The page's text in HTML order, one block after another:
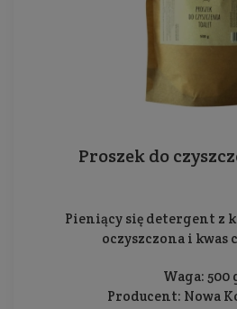
Proszek do
Pieniący się detergent z
oczyszczona i kwas
Waga: 500
Producent: Nowa